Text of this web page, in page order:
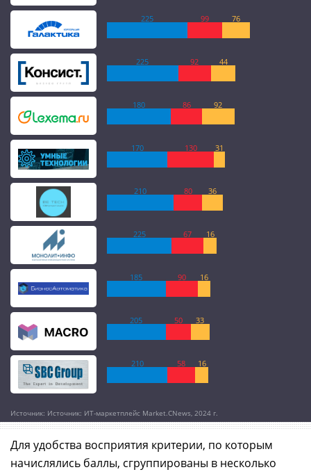
225 99 76
225 92 44
180 86 92
170 130 31
210 80 36
225 67 16
185 90 16
205 50 33
210 58 16
Источник: Источник: ИТ-маркетплейс Market.CNews, 2024 г.
Для удобства восприятия критерии, по которым
начислялись баллы, сгруппированы в несколько